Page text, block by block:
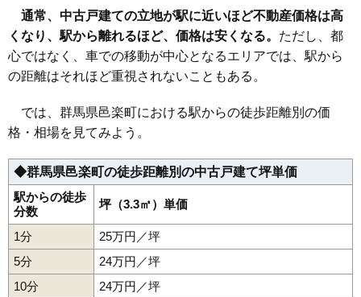
通常、中古戸建ての立地が駅に近いほど不動産価格は高
くなり、駅から離れるほど、価格は安くなる。 ただし、都
心ではなく、車での移動が中心となるエリアでは、駅から
の距離はそれほど重視されないこともある。
では、群馬県邑楽町における駅からの徒歩距離別の価
格・相場を見てみよう。
◆群馬県邑楽町の徒歩距離別の中古戸建て坪単価
駅からの徒歩
分数
坪（3.3㎡）単価
1分
25万円／坪
5分
24万円／坪
10分
24万円／坪